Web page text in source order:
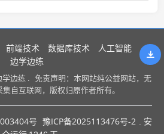
前端技术 数据库技术
人工智能
边学边练
学边练 .
免责声明：本网站纯公益网站，无
自互联网，版权归原作者所有。
号 豫ICP备2025113476号-2
. 安